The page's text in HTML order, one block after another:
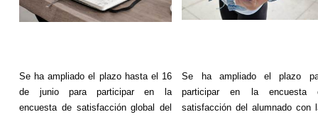
Se ha ampliado el plazo hasta el 16
de junio para participar en la
encuesta de satisfacción global del
Se ha ampliado el plazo
participar en la encuesta
satisfacción del alumnado con